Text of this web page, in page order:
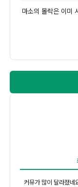
마소의 몰락은 이미
커뮤가 많이 달라졌네